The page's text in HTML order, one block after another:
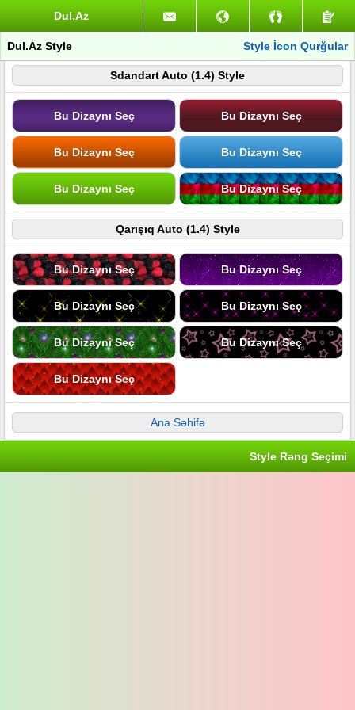
Dul.Az
Dul.Az Style Style İcon Qurğular
Sdandart Auto (1.4) Style
Bu Dizaynı Seç Bu Dizaynı Seç
Bu Dizaynı Seç Bu Dizaynı Seç
Bu Dizaynı Seç Bu Dizaynı Seç
Qarışıq Auto (1.4) Style
Bu Dizaynı Seç Bu Dizaynı Seç
Bu Dizaynı Seç Bu Dizaynı Seç
Bu Dizaynı Seç Bu Dizaynı Seç
Bu Dizaynı Seç
Ana Səhifə
Style Rəng Seçimi